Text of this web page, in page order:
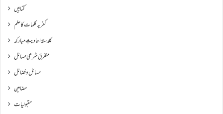
کتابیں
کفریہ کلمات کا علم
گلدستۂ احادیثِ مبارکہ
متفرق شرعی مسائل
مسائل و فضائل
مضامین
مقبولیات